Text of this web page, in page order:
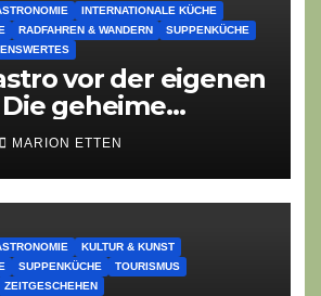
INTERNATIONALE KÜCHE
RADFAHREN & WANDERN
SUPPENKÜCHE
vor der eigenen
geheime
DNA des
Eiche“
MARION ETTEN
KULTUR & KUNST
SUPPENKÜCHE
TOURISMUS
ZEITGESCHEHEN